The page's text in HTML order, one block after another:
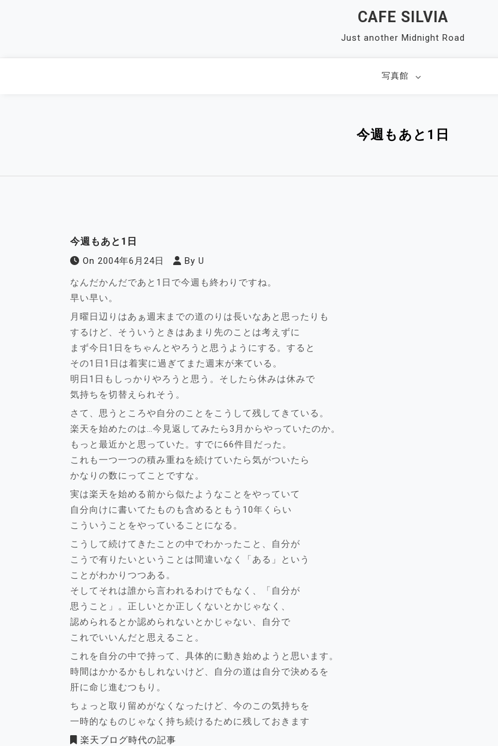
CAFE SILVIA
Just another Midnight Road
写真館
今週もあと1日
今週もあと1日
On 2004年6月24日 By U
なんだかんだであと1日で今週も終わりですね。
早い早い。
月曜日辺りはあぁ週末までの道のりは長いなあと思ったりも
するけど、そういうときはあまり先のことは考えずに
まず今日1日をちゃんとやろうと思うようにする。すると
その1日1日は着実に過ぎてまた週末が来ている。
明日1日もしっかりやろうと思う。そしたら休みは休みで
気持ちを切替えられそう。
さて、思うところや自分のことをこうして残してきている。
楽天を始めたのは…今見返してみたら3月からやっていたのか。
もっと最近かと思っていた。すでに66件目だった。
これも一つ一つの積み重ねを続けていたら気がついたら
かなりの数にってことですな。
実は楽天を始める前から似たようなことをやっていて
自分向けに書いてたものも含めるともう10年くらい
こういうことをやっていることになる。
こうして続けてきたことの中でわかったこと、自分が
こうで有りたいということは間違いなく「ある」という
ことがわかりつつある。
そしてそれは誰から言われるわけでもなく、「自分が
思うこと」。正しいとか正しくないとかじゃなく、
認められるとか認められないとかじゃない、自分で
これでいいんだと思えること。
これを自分の中で持って、具体的に動き始めようと思います。
時間はかかるかもしれないけど、自分の道は自分で決めるを
肝に命じ進むつもり。
ちょっと取り留めがなくなったけど、今のこの気持ちを
一時的なものじゃなく持ち続けるために残しておきます
楽天ブログ時代の記事